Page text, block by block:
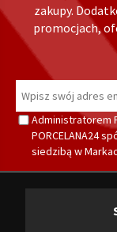
zakupy.
promocjach,
Administratorem
PORCELANA24
siedzibą w